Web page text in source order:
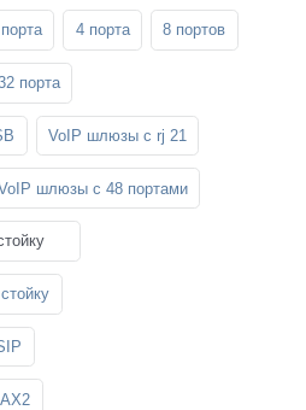
4 порта 8 портов
порта
VoIP шлюзы с rj 21
шлюзы с 48 портами